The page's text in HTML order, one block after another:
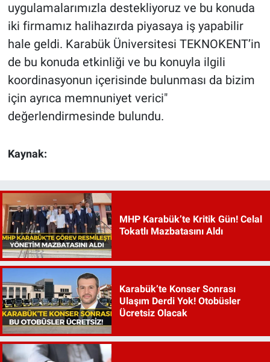
uygulamalarımızla destekliyoruz ve bu konuda
iki firmamız halihazırda piyasaya iş yapabilir
hale geldi. Karabük Üniversitesi TEKNOKENT’in
de bu konuda etkinliği ve bu konuyla ilgili
koordinasyonun içerisinde bulunması da bizim
için ayrıca memnuniyet verici"
değerlendirmesinde bulundu.
Kaynak:
MHP Karabük’te Kritik Gün! Celal
Tokatlı Mazbatasını Aldı
Karabük’te Konser Sonrası
Ulaşım Derdi Yok! Otobüsler
Ücretsiz Olacak